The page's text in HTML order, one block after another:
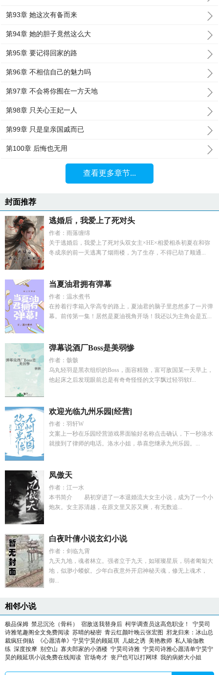
第93章 她这次有备而来
第94章 她的胆子竟然这么大
第95章 要记得回家的路
第96章 不相信自己的魅力吗
第97章 不会将你囿在一方天地
第98章 只关心王妃一人
第99章 只是皇亲国戚而已
第100章 后悔也无用
查看更多章节...
封面推荐
逃婚后，我爱上了死对头
作者：雨落缠绵
关于逃婚后，我爱上了死对头双女主×HE×相爱相杀初夏在和弥
冬成亲的前一天逃离了烟雨楼，为了生存，不得已劫了顺通...
当夏油君拥有弹幕
作者：温水煮书
在拎着行李箱入学高专的路上，夏油君的脑子里忽然多了一片弹
幕。前传第一集！居然是夏油视角开场！我还以为主角会是五...
弹幕说酒厂Boss是美弱惨
作者：骸骸
乌丸轻羽是黑衣组织的Boss，面容精致，富可敌国某一天早上，
他起床之后发现眼前总是有奇奇怪怪的文字飘过轻羽软f...
欢迎光临九州乐园[经营]
作者：羽轩W
文案上一秒在乐园经营游戏界面输好名称点击确认，下一秒洛水
就接到了律师的电话。洛水小姐，恭喜您继承九州乐园。...
凤傲天
作者：江一水
本书简介 易初穿进了一本退婚流大女主小说，成为了一个小
炮灰。女主苏清越，在原文里又苏又爽，有无数追...
白夜叶倩小说玄幻小说
作者：剑临九霄
九天九地，魂者林立。强者立于九天，如璀璨星辰，弱者匍匐大
地，似渺小蝼蚁。少年白夜意外开启神秘天魂，修无上魂术，
御...
相邻小说
极品保姆 禁忌沉沦（骨科） 宿敌送我替身后 柯学调查员这高危职业！
宁昊司
诗雅笔趣阁全文免费阅读 苏晴的秘密 青云红颜叶晚云张宏图 邪龙归来：冰山总
裁疯狂倒贴
《心愿清单》宁昊宁昊的顾延琪 儿媳之诱 美艳教师 私人瑜伽教
练 深度按摩 别空山 寡夫郎家的小酒楼 宁昊司诗雅 宁昊司诗雅心愿清单宁昊宁
昊的顾延琪小说免费在线阅读 官场奇才 丧尸也可以打网球 我的病娇大小姐